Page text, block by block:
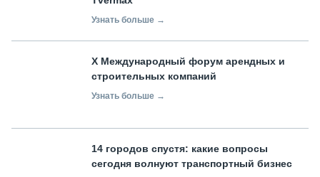
Узнать больше →
X Международный форум арендных и
строительных компаний
Узнать больше →
14 городов спустя: какие вопросы
сегодня волнуют транспортный бизнес